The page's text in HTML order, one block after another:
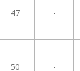
47 -
50 -